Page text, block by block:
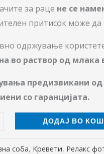
за раце не се
притисок може
одржување
во раствор од млака
предизвикани од
со гаранцијата.
ДОДАЈ ВО
соба, Кревети, Релакс